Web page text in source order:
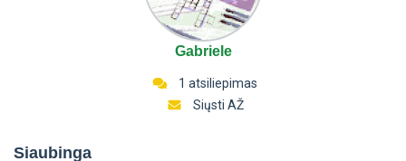
Gabriele
1 atsiliepimas
Siųsti AŽ
Siaubinga